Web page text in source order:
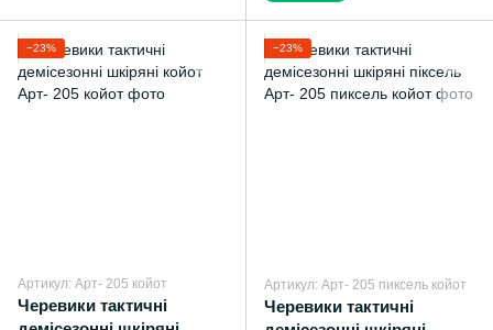
−23%
Артикул: Арт- 205 койот
Черевики тактичні
−23%
Артикул: Арт- 205 пиксель койот
Черевики тактичні